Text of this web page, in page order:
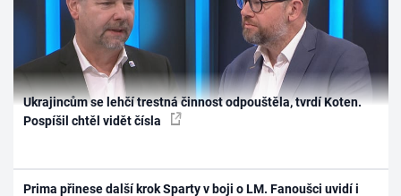
Ukrajincům se lehčí trestná činnost odpouštěla, tvrdí Koten.
Pospíšil chtěl vidět čísla
Prima přinese další krok Sparty v boji o LM. Fanoušci uvidí i